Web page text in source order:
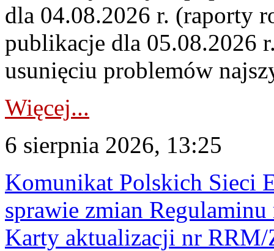
dla 04.08.2026 r. (raporty
publikacje dla 05.08.2026
usunięciu problemów
Więcej...
6 sierpnia 2026, 13:25
Komunikat Polskich Sieci
sprawie zmian
Karty aktualizacji nr